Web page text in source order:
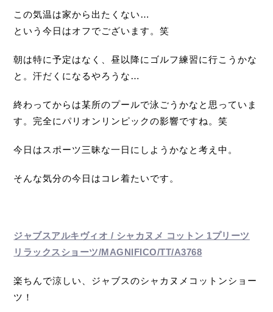
この気温は家から出たくない…
という今日はオフでございます。笑
朝は特に予定はなく、昼以降にゴルフ練習に行こうかな
と。汗だくになるやろうな…
終わってからは某所のプールで泳ごうかなと思っていま
す。完全にパリオンリンピックの影響ですね。笑
今日はスポーツ三昧な一日にしようかなと考え中。
そんな気分の今日はコレ着たいです。
ジャブスアルキヴィオ / シャカヌメ コットン 1プリーツ
リラックスショーツ/MAGNIFICO/TT/A3768
楽ちんで涼しい、ジャブスのシャカヌメコットンショー
ツ！